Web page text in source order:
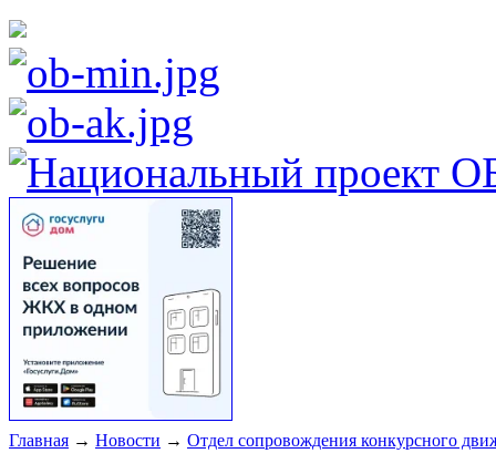
Главная → Новости → Отдел сопровождения конкурсного